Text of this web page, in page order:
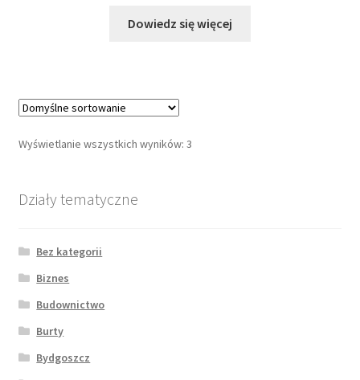
Dowiedz się więcej
Wyświetlanie wszystkich wyników: 3
Działy tematyczne
Bez kategorii
Biznes
Budownictwo
Burty
Bydgoszcz